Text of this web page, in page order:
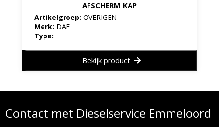
AFSCHERM KAP
Artikelgroep: OVERIGEN
Merk: DAF
Type:
Bekijk product
Contact met Dieselservice Emmeloord